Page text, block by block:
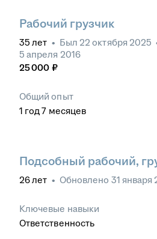
Рабочий грузчик
35 лет • Был 22 октября 2025
5 апреля 2016
25 000 ₽
Общий опыт
1 год 7 месяцев
Подсобный рабочий,
26лет • Обновлено 31 января
Ключевые навыки
Ответственность